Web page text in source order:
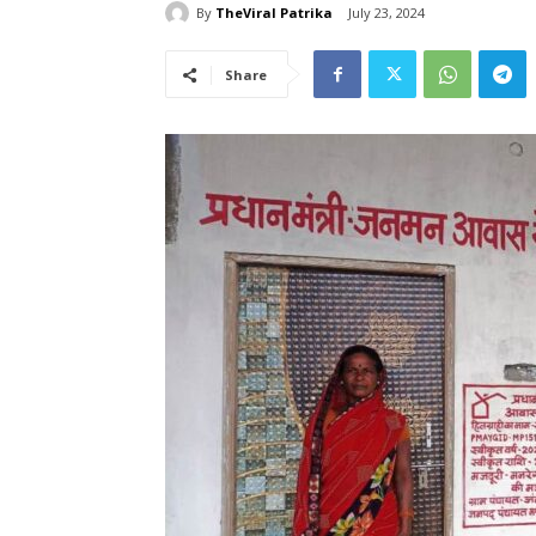
By TheViral Patrika July 23, 2024
Share